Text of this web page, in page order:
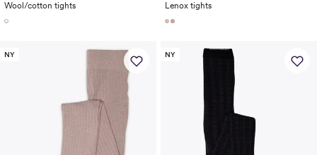
Wool/cotton tights
Lenox tights
NY NY